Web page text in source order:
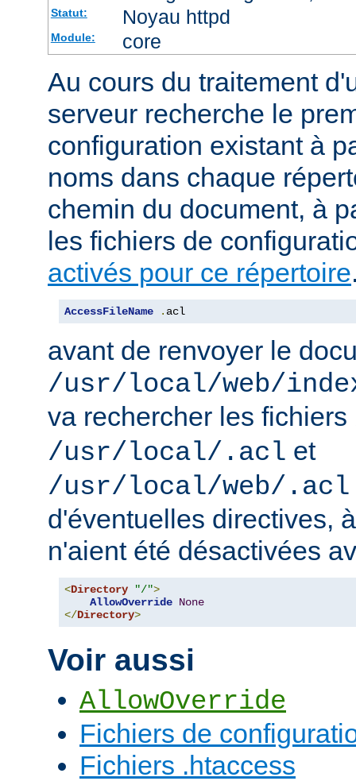
Statut: Noyau httpd
Module: core
Au cours du traitement
serveur recherche le
configuration existant à
noms dans chaque
chemin du document, à
les fichiers de
activés pour ce répertoire
AccessFileName . acl
avant de renvoyer le
/usr/local/web/
va rechercher les fichiers
/usr/local/.acl et
/usr/local/web/.acl
d'éventuelles directives,
n'aient été désactivées
<Directory "/">
AllowOverride None
</Directory>
Voir aussi
AllowOverride
Fichiers de
Fichiers .htaccess